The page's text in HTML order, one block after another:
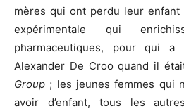
mères qui ont perdu leur enfant
expérimentale qui
pharmaceutiques, pour qui a
Alexander De Croo quand il
Group ; les jeunes femmes qui
avoir d’enfant, tous les